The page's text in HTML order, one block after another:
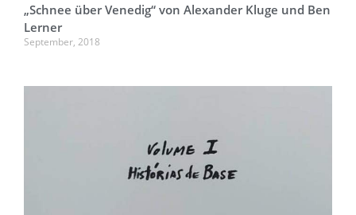
„Schnee über Venedig“ von Alexander Kluge und Ben
Lerner
September, 2018